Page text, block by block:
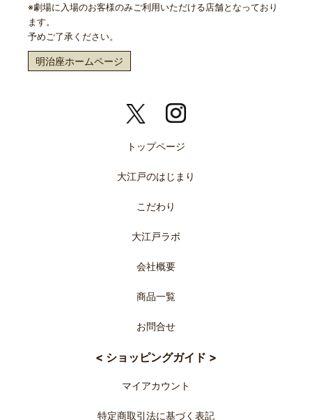
※劇場に入場のお客様のみご利用いただける店舗となっており
ます。
予めご了承ください。
明治座ホームページ
トップページ
大江戸のはじまり
こだわり
大江戸ラボ
会社概要
商品一覧
お問合せ
< ショッピングガイド >
マイアカウント
特定商取引法に基づく表記